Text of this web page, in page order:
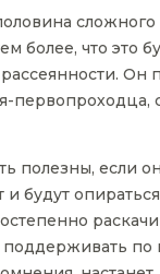
более, что это
Он
полезны, если
будут